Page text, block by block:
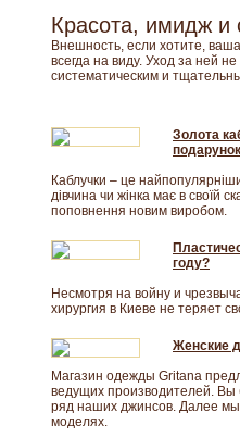
Красота, имидж и
Внешность, если хотите,
всегда на виду. Уход за ней
систематическим и
Золота
подарунок
Каблучки – це
дівчина чи жінка має в своїй
поповнення новим виробом.
году?
Несмотря на войну и
хирургия в Киеве не теряет
Женские
Магазин одежды Gritana
ведущих производителей.
ряд наших джинсов. Далее
моделях.